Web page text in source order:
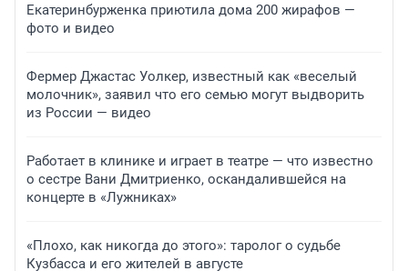
Екатеринбурженка приютила дома 200 жирафов —
фото и видео
Фермер Джастас Уолкер, известный как «веселый
молочник», заявил что его семью могут выдворить
из России — видео
Работает в клинике и играет в театре — что известно
о сестре Вани Дмитриенко, оскандалившейся на
концерте в «Лужниках»
«Плохо, как никогда до этого»: таролог о судьбе
Кузбасса и его жителей в августе